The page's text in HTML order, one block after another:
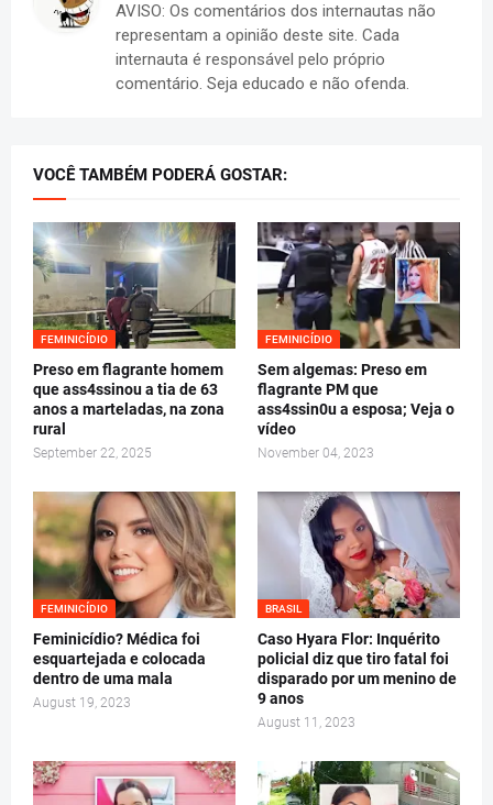
AVISO: Os comentários dos internautas não
representam a opinião deste site. Cada
internauta é responsável pelo próprio
comentário. Seja educado e não ofenda.
VOCÊ TAMBÉM PODERÁ GOSTAR:
FEMINICÍDIO
Preso em flagrante homem
que ass4ssinou a tia de 63
anos a marteladas, na zona
rural
September 22, 2025
FEMINICÍDIO
Sem algemas: Preso em
flagrante PM que
ass4ssin0u a esposa; Veja o
vídeo
November 04, 2023
FEMINICÍDIO
Feminicídio? Médica foi
esquartejada e colocada
dentro de uma mala
August 19, 2023
BRASIL
Caso Hyara Flor: Inquérito
policial diz que tiro fatal foi
disparado por um menino de
9 anos
August 11, 2023